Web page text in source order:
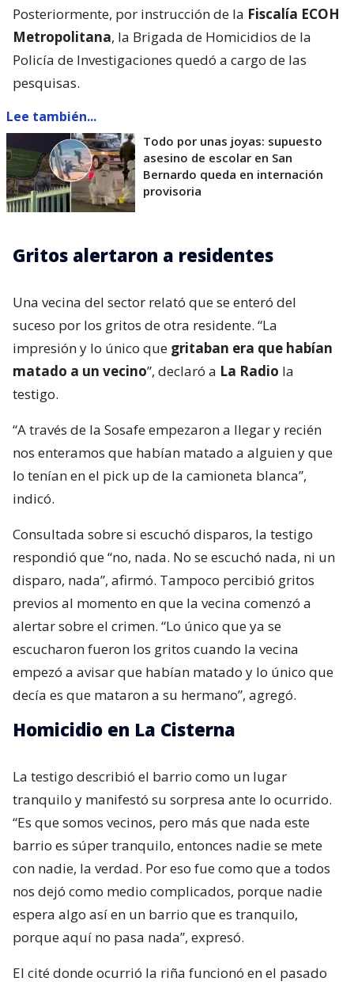
Posteriormente, por instrucción de la Fiscalía ECOH
Metropolitana, la Brigada de Homicidios de la
Policía de Investigaciones quedó a cargo de las
pesquisas.
Lee también...
Todo por unas joyas: supuesto
asesino de escolar en San
Bernardo queda en internación
provisoria
Gritos alertaron a residentes
Una vecina del sector relató que se enteró del
suceso por los gritos de otra residente. “La
impresión y lo único que gritaban era que habían
matado a un vecino”, declaró a La Radio la
testigo.
“A través de la Sosafe empezaron a llegar y recién
nos enteramos que habían matado a alguien y que
lo tenían en el pick up de la camioneta blanca”,
indicó.
Consultada sobre si escuchó disparos, la testigo
respondió que “no, nada. No se escuchó nada, ni un
disparo, nada”, afirmó. Tampoco percibió gritos
previos al momento en que la vecina comenzó a
alertar sobre el crimen. “Lo único que ya se
escucharon fueron los gritos cuando la vecina
empezó a avisar que habían matado y lo único que
decía es que mataron a su hermano”, agregó.
Homicidio en La Cisterna
La testigo describió el barrio como un lugar
tranquilo y manifestó su sorpresa ante lo ocurrido.
“Es que somos vecinos, pero más que nada este
barrio es súper tranquilo, entonces nadie se mete
con nadie, la verdad. Por eso fue como que a todos
nos dejó como medio complicados, porque nadie
espera algo así en un barrio que es tranquilo,
porque aquí no pasa nada”, expresó.
El cité donde ocurrió la riña funcionó en el pasado